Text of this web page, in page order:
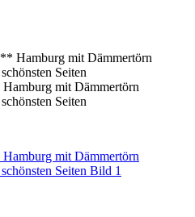
mit Dämmertörn
Seiten
mit Dämmertörn
Seiten Bild 1